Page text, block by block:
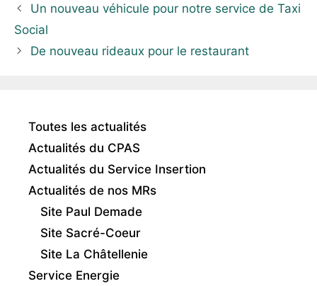
Un nouveau véhicule pour notre service de Taxi
Social
De nouveau rideaux pour le restaurant
Toutes les actualités
Actualités du CPAS
Actualités du Service Insertion
Actualités de nos MRs
Site Paul Demade
Site Sacré-Coeur
Site La Châtellenie
Service Energie